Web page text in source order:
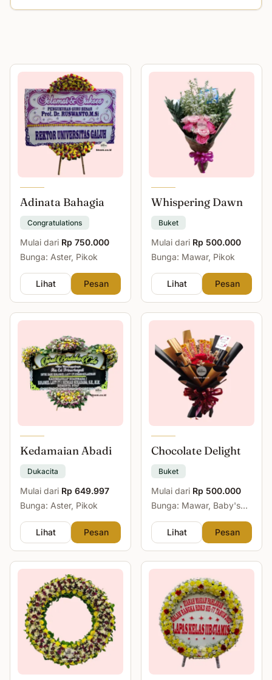
Adinata Bahagia
Congratulations
Mulai dari Rp 750.000
Bunga: Aster, Pikok
Lihat Pesan
Whispering Dawn
Buket
Mulai dari Rp 500.000
Bunga: Mawar, Pikok
Lihat Pesan
Kedamaian Abadi
Dukacita
Mulai dari Rp 649.997
Bunga: Aster, Pikok
Lihat Pesan
Chocolate Delight
Buket
Mulai dari Rp 500.000
Bunga: Mawar, Baby's
Lihat
Pesan